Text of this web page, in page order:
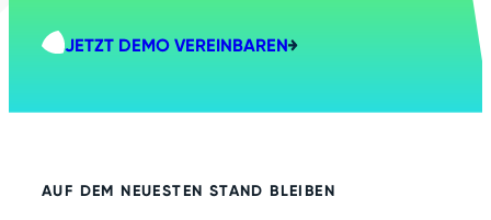
JETZT DEMO VEREINBAREN
AUF DEM NEUESTEN STAND BLEIBEN